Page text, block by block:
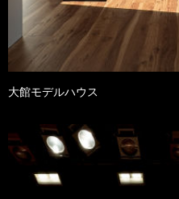
大館モデルハウス